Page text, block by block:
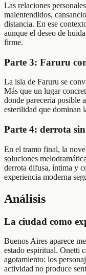
Las relaciones
malentendidos,
distancia. En ese
aunque el deseo de
firme.
Parte 3: Faruru
La isla de Faruru se
Más que un lugar
donde parecería posible
esterilidad que dominan
Parte 4: derrota
En el tramo final, la
soluciones
derrota difusa, íntima y
experiencia moderna
Análisis
La ciudad como
Buenos Aires aparece
estado espiritual. Onetti
agotamiento: los
actividad no produce